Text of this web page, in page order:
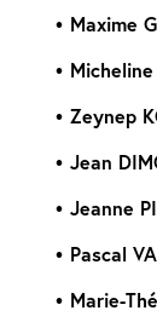
• Maxime
• Micheline
• Zeynep
• Jean
• Jeanne
• Pascal
• Marie-